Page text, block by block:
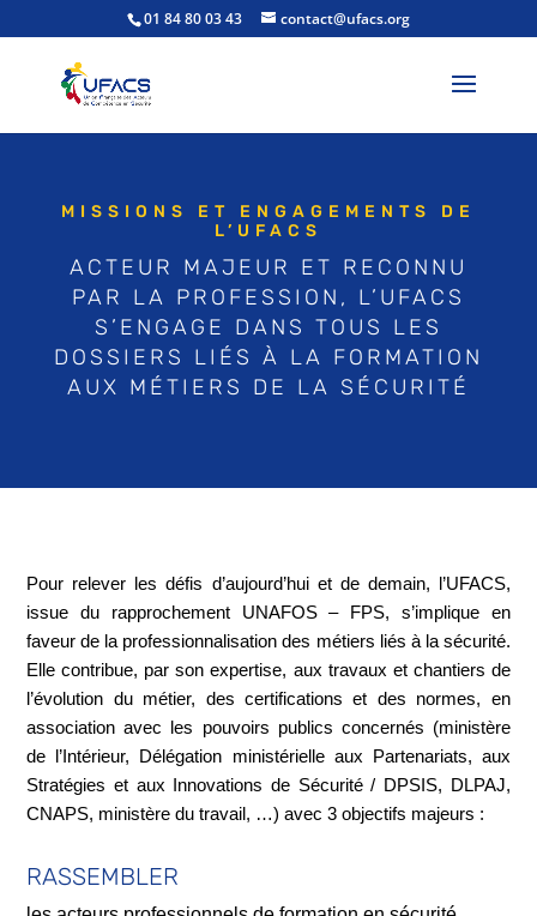
01 84 80 03 43 contact@ufacs.org
MISSIONS ET ENGAGEMENTS DE
L’UFACS
ACTEUR MAJEUR ET RECONNU
PAR LA PROFESSION, L’UFACS
S’ENGAGE DANS TOUS LES
DOSSIERS LIÉS À LA FORMATION
AUX MÉTIERS DE LA SÉCURITÉ
Pour relever les défis d’aujourd’hui et de demain, l’UFACS,
issue du rapprochement UNAFOS – FPS, s’implique en
faveur de la professionnalisation des métiers liés à la sécurité.
Elle contribue, par son expertise, aux travaux et chantiers de
l’évolution du métier, des certifications et des normes, en
association avec les pouvoirs publics concernés (ministère
de l’Intérieur, Délégation ministérielle aux Partenariats, aux
Stratégies et aux Innovations de Sécurité / DPSIS, DLPAJ,
CNAPS, ministère du travail, …) avec 3 objectifs majeurs :
RASSEMBLER